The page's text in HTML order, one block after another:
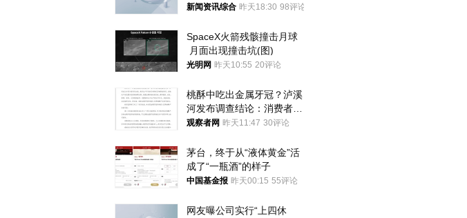
处分和组织处理
新闻资讯综合 昨天18:30 98评论
SpaceX火箭残骸撞击月球
月面出现撞击坑(图)
光明网 昨天10:55 20评论
桃酥中吃出金属牙冠？泸溪
河发布调查结论：消费者已
澄清，所发视频情况不属实
观察者网 昨天11:47 30评论
茅台，终于从“液体黄金”活
成了“一瓶酒”的样子
中国基金报 昨天00:15 55评论
网友曝公司实行“上四休